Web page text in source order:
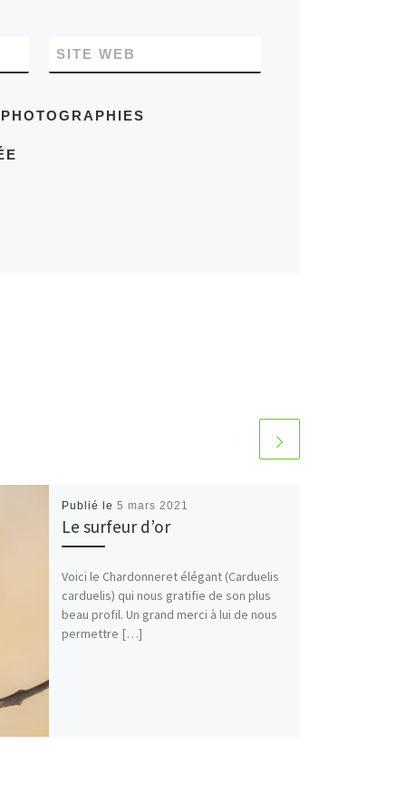
SITE WEB
Publié le 5 mars 2021
Le surfeur d’or
Voici le Chardonneret élégant (Carduelis
carduelis) qui nous gratifie de son plus
beau profil. Un grand merci à lui de nous
permettre […]